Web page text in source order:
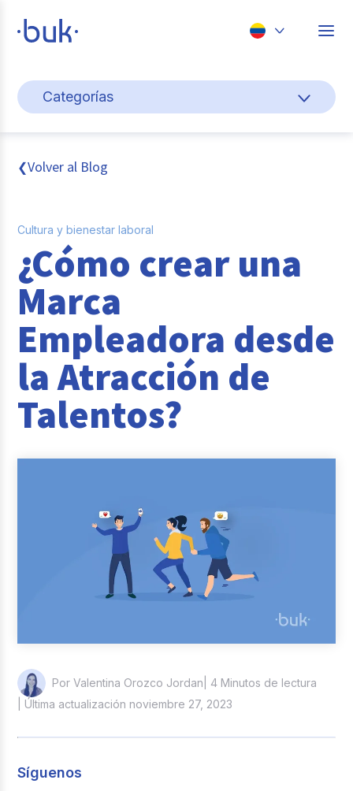
Perú
Categorías
Cultura y bienestar laboral
Gestión de personas
Pago de nómina
Buk
Transformación digital
Tendencias y Data
Reclutamiento y Selección
Casos de éxito
❮Volver al Blog
Cultura y bienestar laboral
¿Cómo crear una
Marca
Empleadora desde
la Atracción de
Talentos?
Por Valentina Orozco Jordan | 4 Minutos de lectura
| Última actualización noviembre 27, 2023
Síguenos